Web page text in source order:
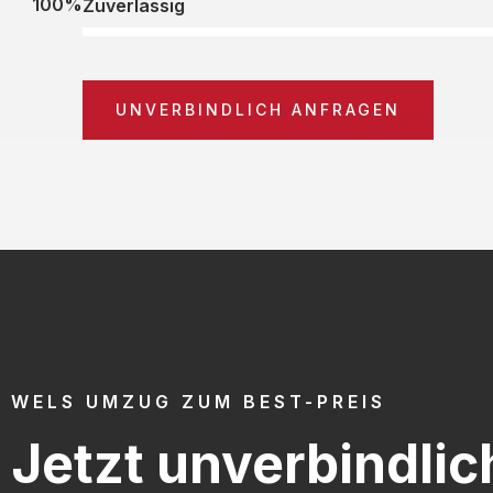
Zuverlässig
UNVERBINDLICH ANFRAGEN
WELS UMZUG ZUM BEST-PREIS
Jetzt